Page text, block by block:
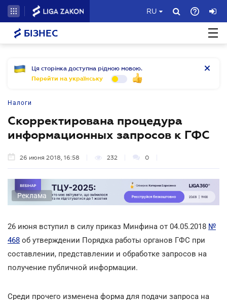
RU
БІЗНЕС
Ця сторінка доступна рідною мовою.
Перейти на українську
Налоги
Скорректирована процедура
информационных запросов к ГФС
26 июня 2018, 16:58 232 0
Реклама
26 июня вступил в силу приказ Минфина от 04.05.2018 №
468 об утверждении Порядка работы органов ГФС при
составлении, представлении и обработке запросов на
получение публичной информации.
Среди прочего изменена форма для подачи запроса на